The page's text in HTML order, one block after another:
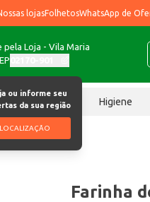
lojasFolhetosWhatsApp de
pela Loja - Vila Maria
ou informe seu
da sua região
Higiene
500g
Farinha